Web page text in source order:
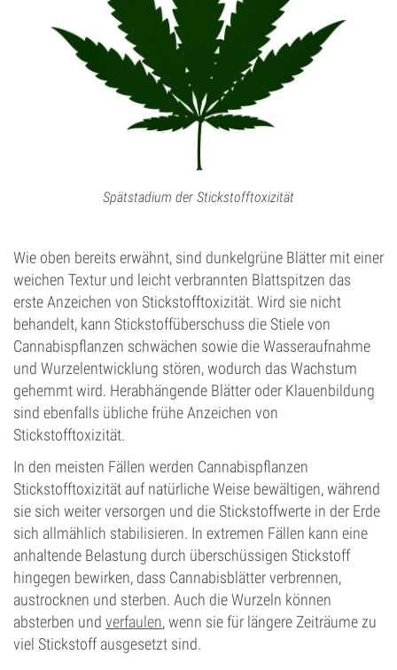
Spätstadium der Stickstofftoxizität
Wie oben bereits erwähnt, sind dunkelgrüne Blätter mit einer
weichen Textur und leicht verbrannten Blattspitzen das
erste Anzeichen von Stickstofftoxizität. Wird sie nicht
behandelt, kann Stickstoffüberschuss die Stiele von
Cannabispflanzen schwächen sowie die Wasseraufnahme
und Wurzelentwicklung stören, wodurch das Wachstum
gehemmt wird. Herabhängende Blätter oder Klauenbildung
sind ebenfalls übliche frühe Anzeichen von
Stickstofftoxizität.
In den meisten Fällen werden Cannabispflanzen
Stickstofftoxizität auf natürliche Weise bewältigen, während
sie sich weiter versorgen und die Stickstoffwerte in der Erde
sich allmählich stabilisieren. In extremen Fällen kann eine
anhaltende Belastung durch überschüssigen Stickstoff
hingegen bewirken, dass Cannabisblätter verbrennen,
austrocknen und sterben. Auch die Wurzeln können
absterben und verfaulen, wenn sie für längere Zeiträume zu
viel Stickstoff ausgesetzt sind.